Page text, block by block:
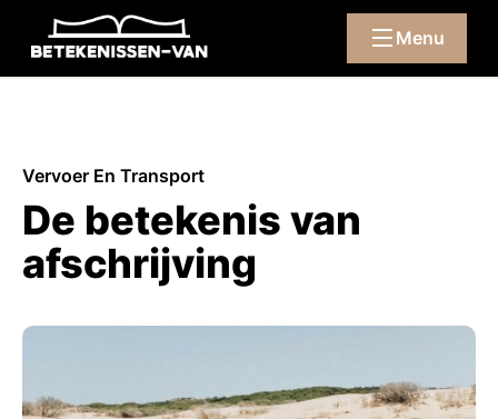
Menu
Vervoer En Transport
De betekenis van
afschrijving